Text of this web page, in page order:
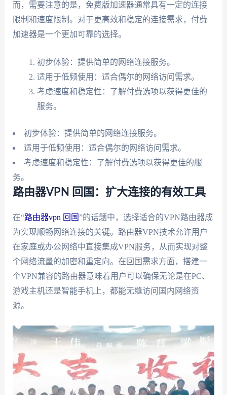
而，需要注意的是，免费版加速器通常具有一定的连接
限制和速度限制。对于更高效和稳定的连接需求，付费
加速器是一个更加可靠的选择。
初步体验：提供简单的网络连接服务。
适用于低频使用：适合偶尔的网络访问需求。
考虑速度和稳定性：了解付费选项以获得更佳的
服务。
初步体验：提供简单的网络连接服务。
适用于低频使用：适合偶尔的网络访问需求。
考虑速度和稳定性：了解付费选项以获得更佳的服
务。
路由器VPN 回国：扩大连接的有效工具
在“路由器vpn 回国”的话题中，选择适合的VPN路由器成
为实现顺畅网络连接的关键。路由器VPN技术允许用户
在家庭或办公网络中直接集成VPN服务，从而实现对整
个网络流量的加密和重定向。在回国需求方面，搭建一
个VPN兼容的路由器意味着用户可以确保无论是在PC、
游戏主机还是智能手机上，都能无缝访问国内网络资
源。